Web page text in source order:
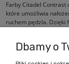
Farby Citadel
które umożliwia
ruchem pędzla. Dzięki
Dbamy o